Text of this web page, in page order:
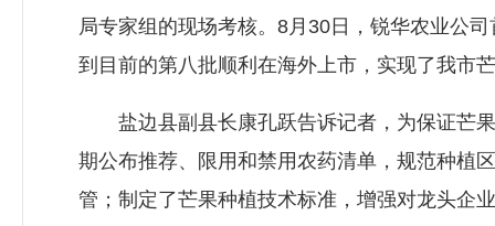
局专家组的现场考核。8月30日，锐华农业公
到目前的第八批顺利在海外上市，实现了我市
盐边县副县长康孔跃告诉记者，为保证芒果
期公布推荐、限用和禁用农药清单，规范种植
管；制定了芒果种植技术标准，增强对龙头企